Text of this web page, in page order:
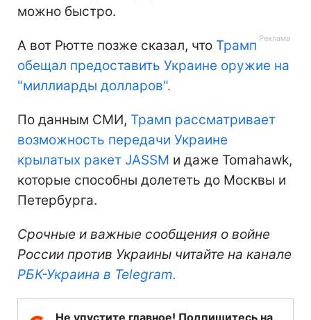
можно быстро.
А вот Рютте позже сказал, что Трамп
обещал предоставить Украине оружие на
"миллиарды долларов".
По данным СМИ, Трамп рассматривает
возможность передачи Украине
крылатых ракет JASSM и даже Tomahawk,
которые способны долететь до Москвы и
Петербурга.
Срочные и важные сообщения о войне
России против Украины читайте на канале
РБК-Украина в Telegram.
Не упустите главное! Подпишитесь на